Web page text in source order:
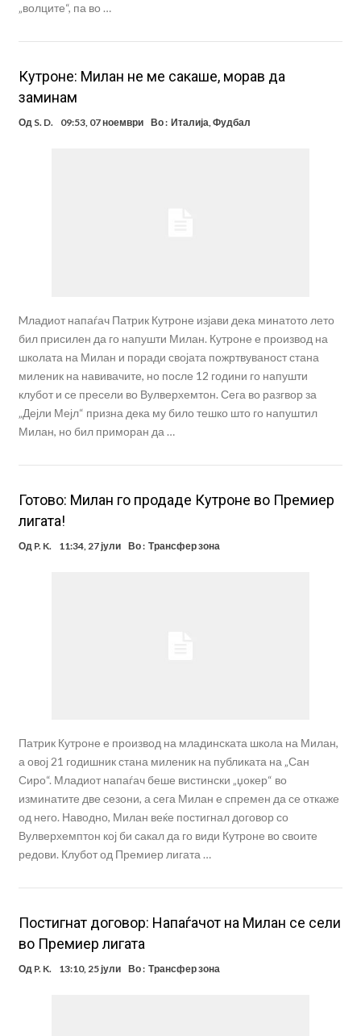
„волците“, па во …
Кутроне: Милан не ме сакаше, морав да
заминам
Од S. D. 09:53, 07 ноември Во : Италија,Фудбал
Mладиот напаѓач Патрик Кутроне изјави дека минатото лето
бил присилен да го напушти Милан. Кутроне е производ на
школата на Милан и поради својата пожртвуваност стана
миленик на навивачите, но после 12 години го напушти
клубот и се пресели во Вулверхемтон. Сега во разгвор за
„Дејли Мејл“ призна дека му било тешко што го напуштил
Милан, но бил приморан да …
Готово: Милан го продаде Кутроне во Премиер
лигата!
Од P. K. 11:34, 27 јули Во : Трансфер зона
Патрик Кутроне е производ на младинската школа на Милан,
а овој 21 годишник стана миленик на публиката на „Сан
Сиро“. Младиот напаѓач беше вистински „џокер“ во
изминатите две сезони, а сега Милан е спремен да се откаже
од него. Наводно, Милан веќе постигнал договор со
Вулверхемптон кој би сакал да го види Кутроне во своите
редови. Клубот од Премиер лигата …
Постигнат договор: Напаѓачот на Милан се сели
во Премиер лигата
Од P. K. 13:10, 25 јули Во : Трансфер зона